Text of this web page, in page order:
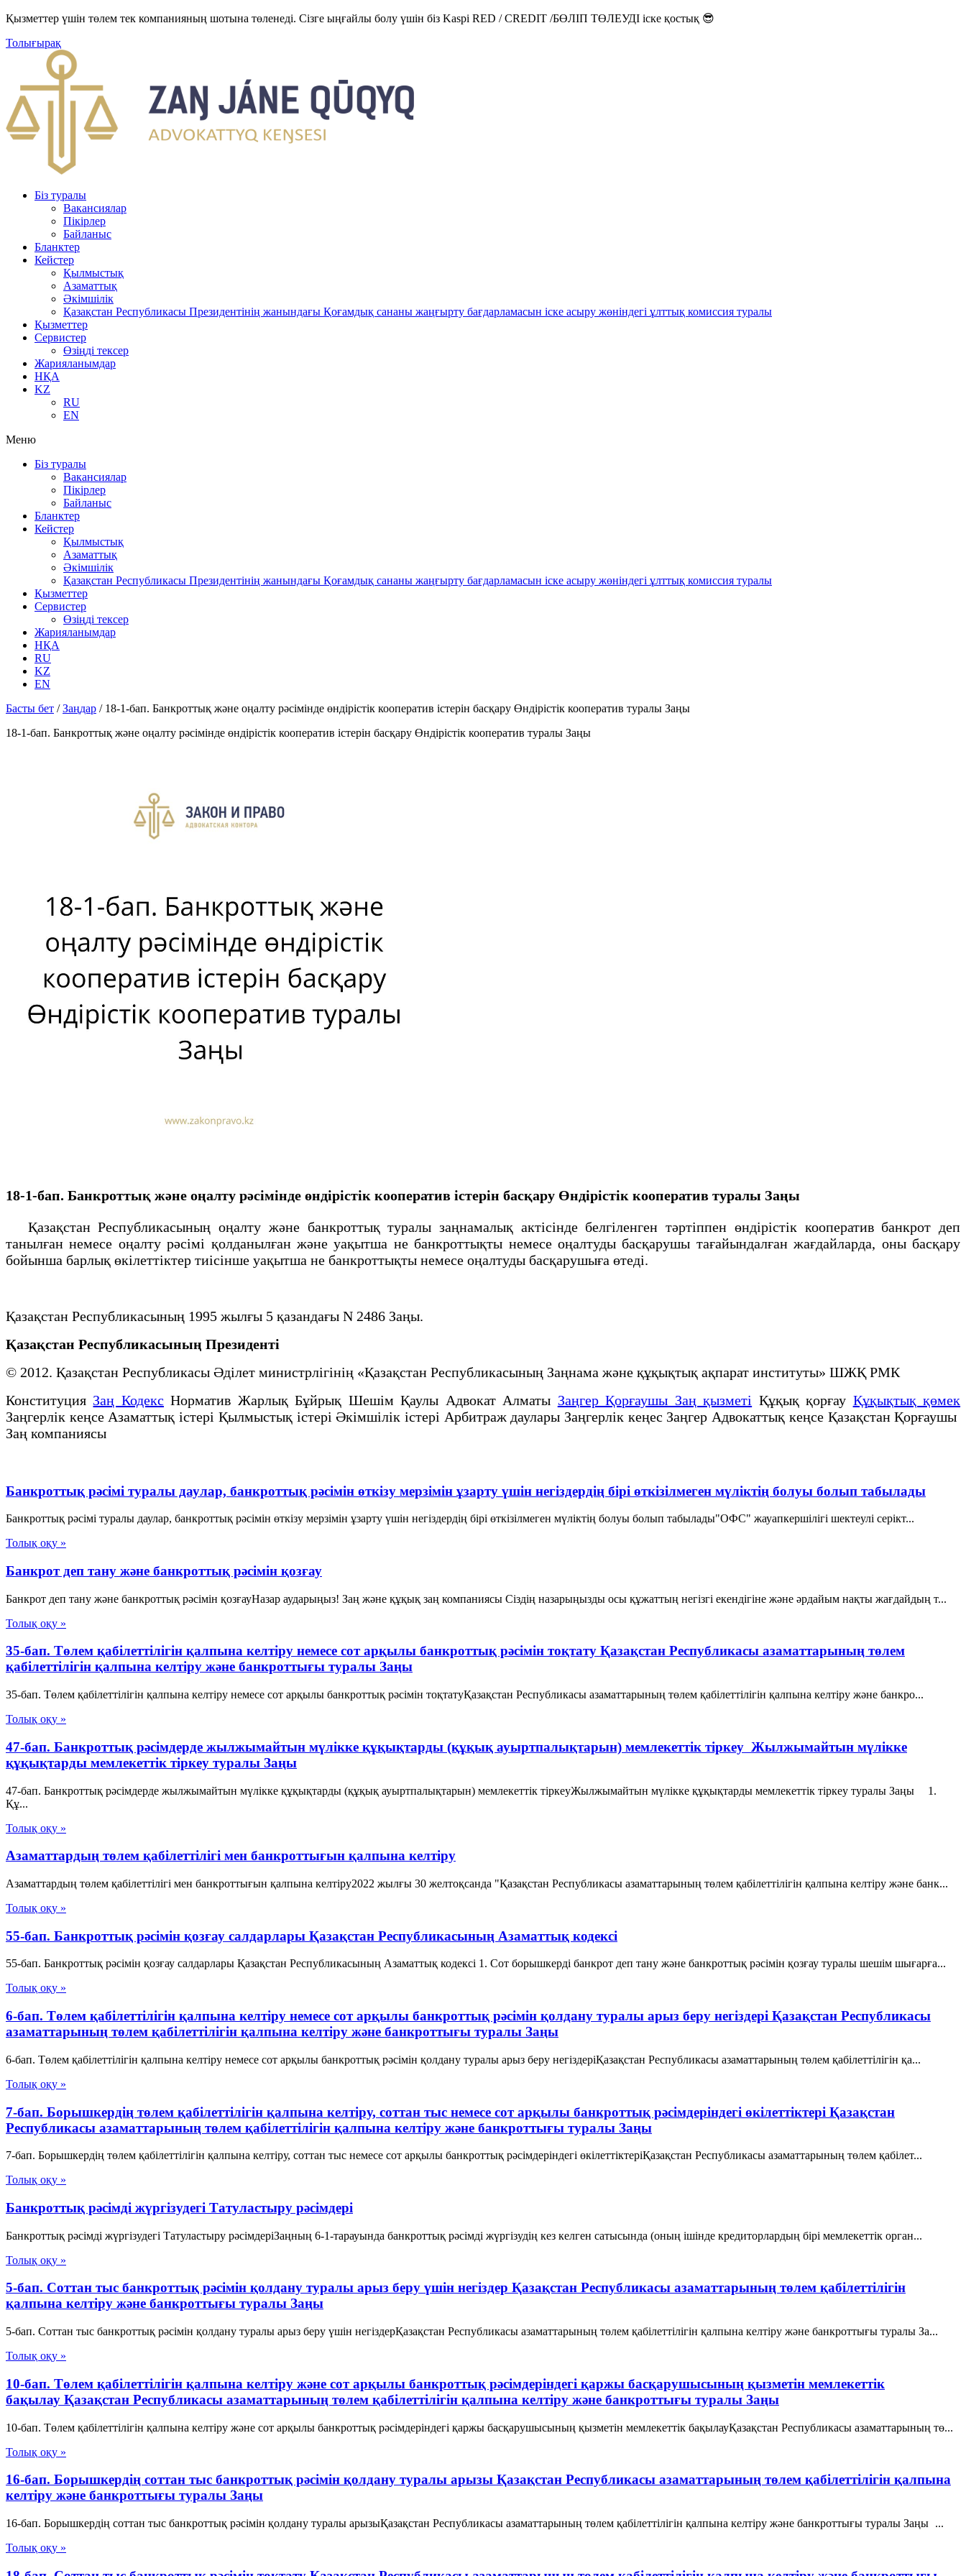
Қызметтер үшін төлем тек компанияның шотына төленеді. Сізге ыңғайлы болу үшін біз Kaspi RED / CREDIT /БӨЛІП ТӨЛЕУДІ іске қостық 😎
Толығырақ
Біз туралы
Вакансиялар
Пікірлер
Байланыс
Бланктер
Кейстер
Қылмыстық
Азаматтық
Әкімшілік
Қазақстан Республикасы Президентінің жанындағы Қоғамдық сананы жаңғырту бағдарламасын іске асыру жөніндегі ұлттық комиссия туралы
Қызметтер
Сервистер
Өзіңді тексер
Жарияланымдар
НҚА
KZ
RU
EN
Меню
Біз туралы
Вакансиялар
Пікірлер
Байланыс
Бланктер
Кейстер
Қылмыстық
Азаматтық
Әкімшілік
Қазақстан Республикасы Президентінің жанындағы Қоғамдық сананы жаңғырту бағдарламасын іске асыру жөніндегі ұлттық комиссия туралы
Қызметтер
Сервистер
Өзіңді тексер
Жарияланымдар
НҚА
RU
KZ
EN
Басты бет /Заңдар / 18-1-бап. Банкроттық және оңалту рәсімінде өндірістік кооператив iстерiн басқару Өндiрiстiк кооператив туралы Заңы
18-1-бап. Банкроттық және оңалту рәсімінде өндірістік кооператив iстерiн басқару Өндiрiстiк кооператив туралы Заңы
18-1-бап. Банкроттық және оңалту рәсімінде өндірістік кооператив iстерiн басқару Өндiрiстiк кооператив туралы Заңы
Қазақстан Республикасының оңалту және банкроттық туралы заңнамалық актісінде белгіленген тәртіппен өндірістік кооператив банкрот деп
танылған немесе оңалту рәсімі қолданылған және уақытша не банкроттықты немесе оңалтуды басқарушы тағайындалған жағдайларда, оны басқару
бойынша барлық өкілеттіктер тиісінше уақытша не банкроттықты немесе оңалтуды басқарушыға өтеді.
Қазақстан Республикасының 1995 жылғы 5 қазандағы N 2486 Заңы.
Қазақстан Республикасының Президенті
© 2012. Қазақстан Республикасы Әділет министрлігінің «Қазақстан Республикасының Заңнама және құқықтық ақпарат институты» ШЖҚ РМК
Конституция Заң Кодекс Норматив Жарлық Бұйрық Шешім Қаулы Адвокат Алматы Заңгер Қорғаушы Заң қызметі Құқық қорғау Құқықтық қөмек
Заңгерлік кеңсе Азаматтық істері Қылмыстық істері Әкімшілік істері Арбитраж даулары Заңгерлік кеңес Заңгер Адвокаттық кеңсе Қазақстан Қорғаушы
Заң компаниясы
Банкроттық рәсімі туралы даулар, банкроттық рәсімін өткізу мерзімін ұзарту үшін негіздердің бірі өткізілмеген мүліктің болуы болып табылады
Банкроттық рәсімі туралы даулар, банкроттық рәсімін өткізу мерзімін ұзарту үшін негіздердің бірі өткізілмеген мүліктің болуы болып табылады"ОФС" жауапкершілігі шектеулі серікт...
Толық оқу »
Банкрот деп тану және банкроттық рәсімін қозғау
Банкрот деп тану және банкроттық рәсімін қозғауНазар аударыңыз! Заң және құқық заң компаниясы Сіздің назарыңызды осы құжаттың негізгі екендігіне және әрдайым нақты жағдайдың т...
Толық оқу »
35-бап. Төлем қабілеттілігін қалпына келтіру немесе сот арқылы банкроттық рәсімін тоқтату Қазақстан Республикасы азаматтарының төлем
қабілеттілігін қалпына келтіру және банкроттығы туралы Заңы
35-бап. Төлем қабілеттілігін қалпына келтіру немесе сот арқылы банкроттық рәсімін тоқтатуҚазақстан Республикасы азаматтарының төлем қабілеттілігін қалпына келтіру және банкро...
Толық оқу »
47-бап. Банкроттық рәсімдерде жылжымайтын мүлікке құқықтарды (құқық ауыртпалықтарын) мемлекеттік тіркеу Жылжымайтын мүлікке
құқықтарды мемлекеттік тіркеу туралы Заңы
47-бап. Банкроттық рәсімдерде жылжымайтын мүлікке құқықтарды (құқық ауыртпалықтарын) мемлекеттік тіркеуЖылжымайтын мүлікке құқықтарды мемлекеттік тіркеу туралы Заңы 1.
Құ...
Толық оқу »
Азаматтардың төлем қабілеттілігі мен банкроттығын қалпына келтіру
Азаматтардың төлем қабілеттілігі мен банкроттығын қалпына келтіру2022 жылғы 30 желтоқсанда "Қазақстан Республикасы азаматтарының төлем қабілеттілігін қалпына келтіру және банк...
Толық оқу »
55-бап. Банкроттық рәсімін қозғау салдарлары Қазақстан Республикасының Азаматтық кодексi
55-бап. Банкроттық рәсімін қозғау салдарлары Қазақстан Республикасының Азаматтық кодексi 1. Сот борышкерді банкрот деп тану және банкроттық рәсімін қозғау туралы шешім шығарға...
Толық оқу »
6-бап. Төлем қабілеттілігін қалпына келтіру немесе сот арқылы банкроттық рәсімін қолдану туралы арыз беру негіздері Қазақстан Республикасы
азаматтарының төлем қабілеттілігін қалпына келтіру және банкроттығы туралы Заңы
6-бап. Төлем қабілеттілігін қалпына келтіру немесе сот арқылы банкроттық рәсімін қолдану туралы арыз беру негіздеріҚазақстан Республикасы азаматтарының төлем қабілеттілігін қа...
Толық оқу »
7-бап. Борышкердің төлем қабілеттілігін қалпына келтіру, соттан тыс немесе сот арқылы банкроттық рәсімдеріндегі өкілеттіктері Қазақстан
Республикасы азаматтарының төлем қабілеттілігін қалпына келтіру және банкроттығы туралы Заңы
7-бап. Борышкердің төлем қабілеттілігін қалпына келтіру, соттан тыс немесе сот арқылы банкроттық рәсімдеріндегі өкілеттіктеріҚазақстан Республикасы азаматтарының төлем қабілет...
Толық оқу »
Банкроттық рәсімді жүргізудегі Татуластыру рәсімдері
Банкроттық рәсімді жүргізудегі Татуластыру рәсімдеріЗаңның 6-1-тарауында банкроттық рәсімді жүргізудің кез келген сатысында (оның ішінде кредиторлардың бірі мемлекеттік орган...
Толық оқу »
5-бап. Соттан тыс банкроттық рәсімін қолдану туралы арыз беру үшін негіздер Қазақстан Республикасы азаматтарының төлем қабілеттілігін
қалпына келтіру және банкроттығы туралы Заңы
5-бап. Соттан тыс банкроттық рәсімін қолдану туралы арыз беру үшін негіздерҚазақстан Республикасы азаматтарының төлем қабілеттілігін қалпына келтіру және банкроттығы туралы За...
Толық оқу »
10-бап. Төлем қабілеттілігін қалпына келтіру және сот арқылы банкроттық рәсімдеріндегі қаржы басқарушысының қызметін мемлекеттік
бақылау Қазақстан Республикасы азаматтарының төлем қабілеттілігін қалпына келтіру және банкроттығы туралы Заңы
10-бап. Төлем қабілеттілігін қалпына келтіру және сот арқылы банкроттық рәсімдеріндегі қаржы басқарушысының қызметін мемлекеттік бақылауҚазақстан Республикасы азаматтарының тө...
Толық оқу »
16-бап. Борышкердің соттан тыс банкроттық рәсімін қолдану туралы арызы Қазақстан Республикасы азаматтарының төлем қабілеттілігін қалпына
келтіру және банкроттығы туралы Заңы
16-бап. Борышкердің соттан тыс банкроттық рәсімін қолдану туралы арызыҚазақстан Республикасы азаматтарының төлем қабілеттілігін қалпына келтіру және банкроттығы туралы Заңы ...
Толық оқу »